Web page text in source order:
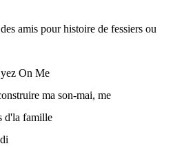
amis pour histoire de fessiers ou
On Me
ma son-mai, me
d'la famille